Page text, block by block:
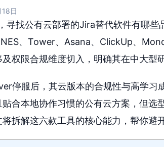
日
寻找公有云部署的Jira替代软件有哪些
、Tower、Asana、ClickUp、
权限合规维度切入，明确其在中大型
停服后，其云版本的合规性与高学习
贴合本地协作习惯的公有云方案，但选
将拆解这六款工具的核心能力，帮你避